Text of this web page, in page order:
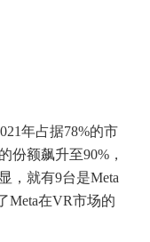
年占据78%的市
份额飙升至90%，
，就有9台是Meta
Meta在VR市场的